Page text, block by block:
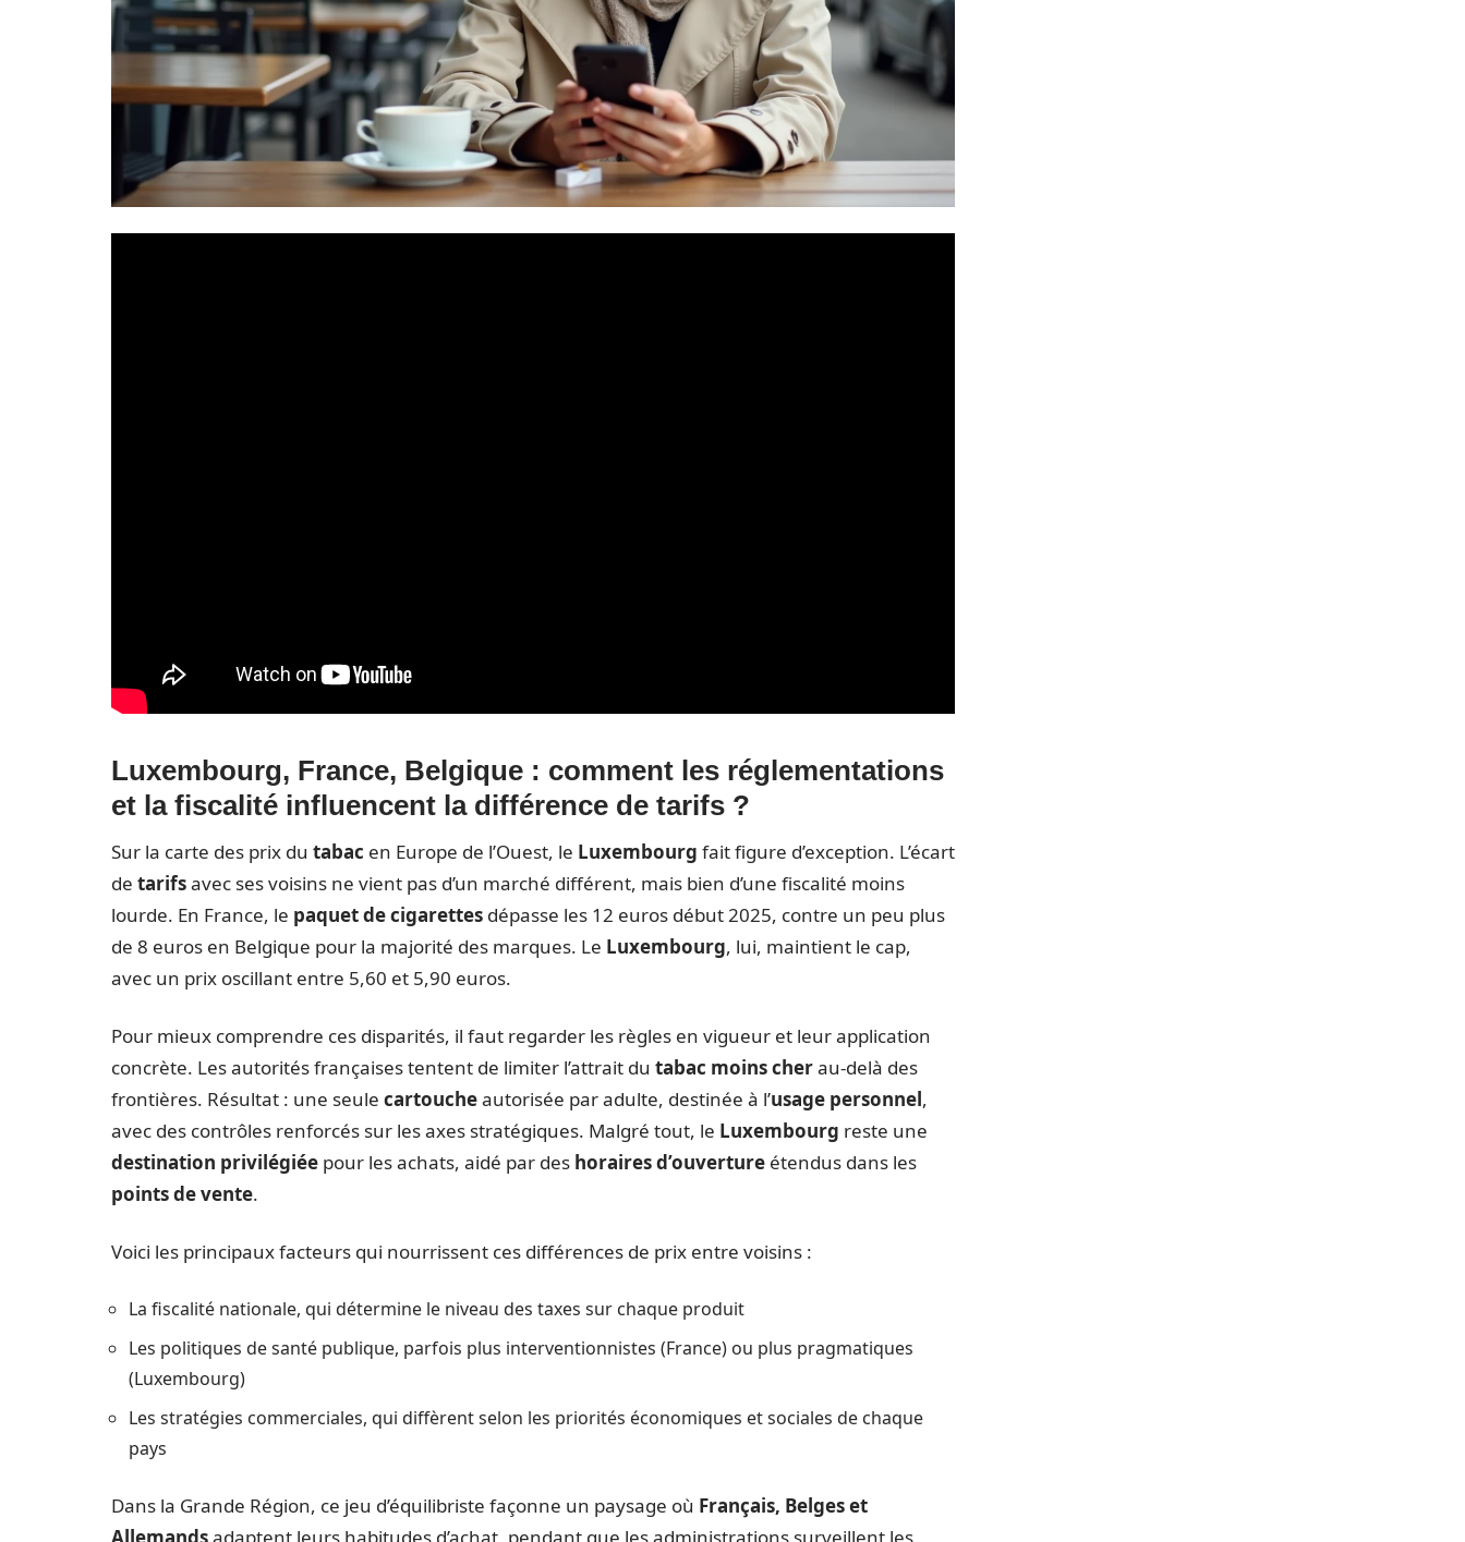
Luxembourg, France, Belgique : comment les réglementations
et la fiscalité influencent la différence de tarifs ?
Sur la carte des prix du tabac en Europe de l’Ouest, le Luxembourg fait figure d’exception. L’écart
de tarifsavec ses voisins ne vient pas d’un marché différent, mais bien d’une fiscalité moins
lourde. En France, le paquet de cigarettes dépasse les 12 euros début 2025, contre un peu plus
de 8 euros en Belgique pour la majorité des marques. Le Luxembourg, lui, maintient le cap,
avec un prix oscillant entre 5,60 et 5,90 euros.
Pour mieux comprendre ces disparités, il faut regarder les règles en vigueur et leur application
concrète. Les autorités françaises tentent de limiter l’attrait du tabac moins cherau-delà des
frontières. Résultat : une seule cartoucheautorisée par adulte, destinée à l’usage personnel,
avec des contrôles renforcés sur les axes stratégiques. Malgré tout, le Luxembourg reste une
destination privilégiée pour les achats, aidé par des horaires d’ouverture étendus dans les
points de vente.
Voici les principaux facteurs qui nourrissent ces différences de prix entre voisins :
La fiscalité nationale, qui détermine le niveau des taxes sur chaque produit
Les politiques de santé publique, parfois plus interventionnistes (France) ou plus pragmatiques
(Luxembourg)
Les stratégies commerciales, qui diffèrent selon les priorités économiques et sociales de chaque
pays
Dans la Grande Région, ce jeu d’équilibriste façonne un paysage où Français, Belges et
Allemandsadaptent leurs habitudes d’achat, pendant que les administrations surveillent les